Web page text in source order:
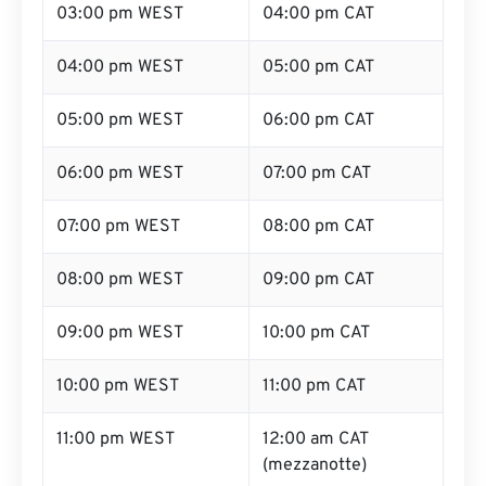
03:00 pm WEST 04:00 pm CAT
04:00 pm WEST 05:00 pm CAT
05:00 pm WEST 06:00 pm CAT
06:00 pm WEST 07:00 pm CAT
07:00 pm WEST 08:00 pm CAT
08:00 pm WEST 09:00 pm CAT
09:00 pm WEST 10:00 pm CAT
10:00 pm WEST 11:00 pm CAT
11:00 pm WEST
12:00 am CAT
(mezzanotte)